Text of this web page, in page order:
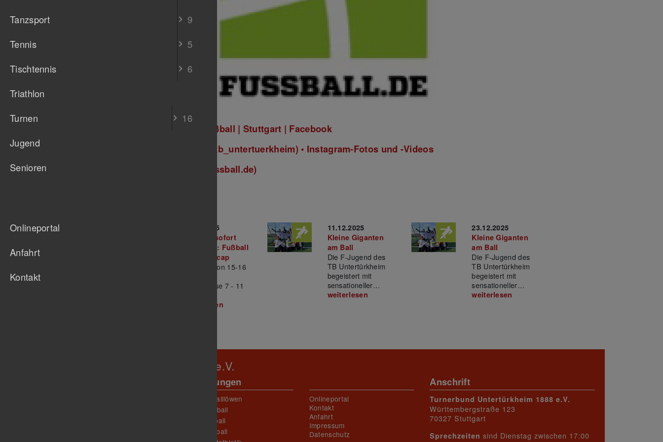
TB Untertürkheim Fußball | Stuttgart | Facebook
TB Untertürkheim (@tb_untertuerkheim) • Instagram-Fotos und -Videos
TB Untertürkheim (fussball.de)
31.01.2025
NEU: Ab sofort
beim TBU: Fußball
mit Handicap
montags von 15-16
Altersklasse 7 - 11
weiterlesen
N
11.12.2025
Kleine Giganten
am Ball
Die F-Jugend des
TB Untertürkheim
begeistert mit
sensationeller…
weiterlesen
N
23.12.2025
Kleine Giganten
am Ball
Die F-Jugend des
TB Untertürkheim
begeistert mit
sensationeller…
weiterlesen
TB Untertürkheim 1888 e.V.
Abteilungen
Fußballlöwen
Faustball
Fussball
Handball
Onlineportal
Kontakt
Anfahrt
Impressum
Datenschutz
Anschrift
Turnerbund Untertürkheim 1888 e.V.
Württembergstraße 123
70327 Stuttgart
Sprechzeiten sind Dienstag zwischen 17:00
Tanzsport
9
Tennis
5
Tischtennis
6
Triathlon
Turnen
16
Jugend
Senioren
Onlineportal
Anfahrt
Kontakt
News Details